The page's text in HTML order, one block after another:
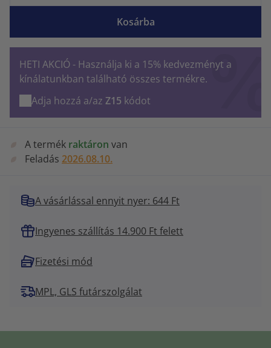
Kosárba
HETI AKCIÓ - Használja ki a 15% kedvezményt a
kínálatunkban található összes termékre.
Adja hozzá a/az Z15 kódot
A termék raktáron van
Feladás 2026.08.10.
A vásárlással ennyit nyer: 644 Ft
Ingyenes szállítás 14.900 Ft felett
Fizetési mód
MPL, GLS futárszolgálat